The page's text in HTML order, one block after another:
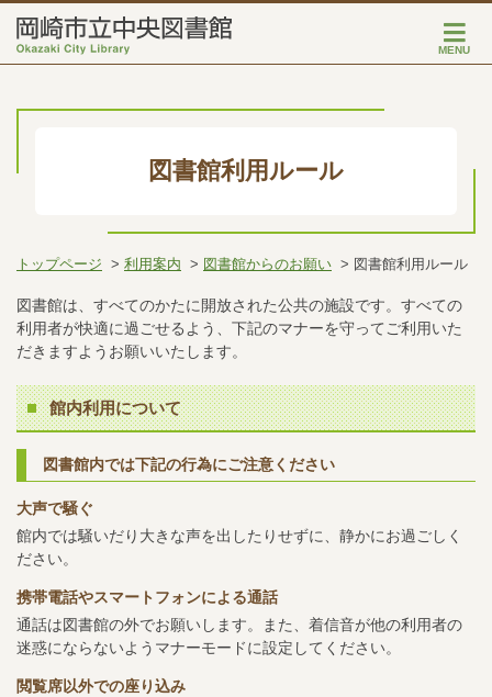
MENU
図書館利用ルール
トップページ 利用案内 図書館からのお願い 図書館利用ルール
図書館は、すべてのかたに開放された公共の施設です。すべての
利用者が快適に過ごせるよう、下記のマナーを守ってご利用いた
だきますようお願いいたします。
館内利用について
図書館内では下記の行為にご注意ください
大声で騒ぐ
館内では騒いだり大きな声を出したりせずに、静かにお過ごしく
ださい。
携帯電話やスマートフォンによる通話
通話は図書館の外でお願いします。また、着信音が他の利用者の
迷惑にならないようマナーモードに設定してください。
閲覧席以外での座り込み